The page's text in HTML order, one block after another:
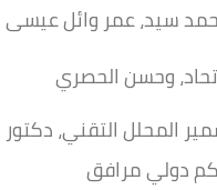
سيد، عمر وائل عيسى
وحسن الحصري
المحلل التقني،
دولي مرافق